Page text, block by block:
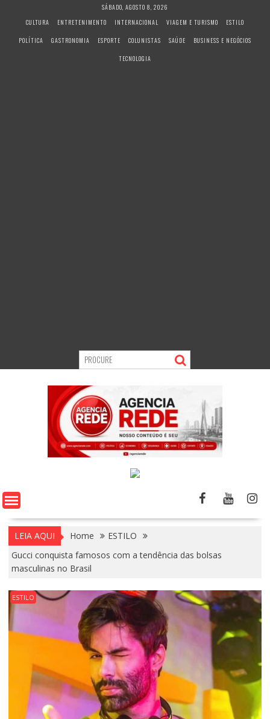
SÁBADO, AGOSTO 8, 2026
CULTURA
ENTRETENIMENTO INTERNACIONAL VIAGEM E TURISMO
ESTILO
POLÍTICA
GASTRONOMIA ESPORTE COLUNISTAS SAÚDE
BUSINESS E NEGÓCIOS
TECNOLOGIA
LEIA AQUI Home
ESTILO
Gucci conquista famosos com a tendência das bolsas
masculinas no Brasil
ESTILO